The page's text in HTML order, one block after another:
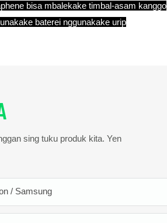
bisa mbalekake timbal-asam kanggo
baterei nggunakake urip
sing tuku produk kita. Yen
/ Samsung